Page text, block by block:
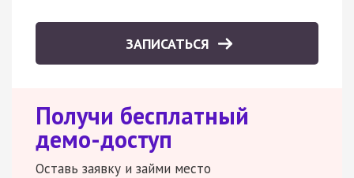
ЗАПИСАТЬСЯ
Получи бесплатный
демо-доступ
Оставь заявку и займи место